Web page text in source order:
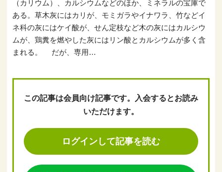
（カリウム）、カルシウムなどのほか、ミネラルの宝庫で
ある。草木灰にはカリが、モミガラやイナワラ、竹などイ
ネ科の灰にはケイ酸が、せん定枝など木の灰にはカルシウ
ムが、鶏糞を燃やした灰にはリン酸とカルシウムが多く含
まれる。 だが、専用…
この記事は会員向け記事です。入会するとお読み
いただけます。
ログインして記事を読む